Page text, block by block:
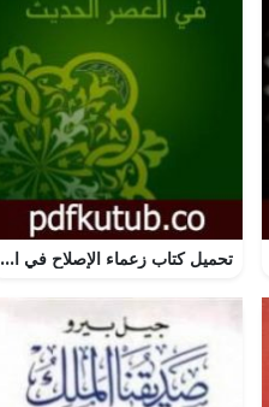
تحميل كتاب زعماء الإصلاح في العصر الحديث PDF تأليف أحمد أمين مجانا [كامل]